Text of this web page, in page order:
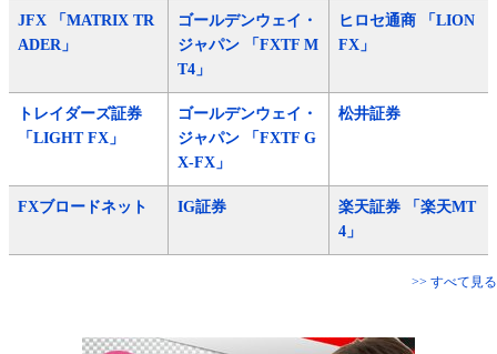
JFX 「MATRIX TR
ADER」
ゴールデンウェイ・
ジャパン 「FXTF M
T4」
ヒロセ通商 「LION
FX」
トレイダーズ証券
「LIGHT FX」
ゴールデンウェイ・
ジャパン 「FXTF G
X-FX」
松井証券
FXブロードネット IG証券
楽天証券 「楽天MT
4」
>> すべて見る